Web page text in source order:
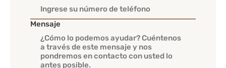
Mensaje